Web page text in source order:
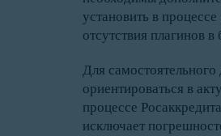
установить в
отсутствия плагинов в
Для
ориентироваться в
процессе
исключает